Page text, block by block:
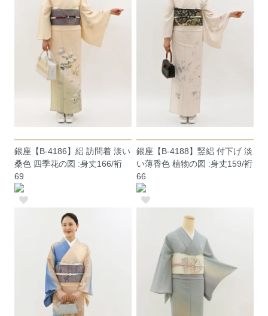
銀座【B-4186】絽 訪問着 淡い
桑色 四季花の図 :身丈166/裄
69
銀座【B-4188】竪絽 付下げ 淡
い薄香色 植物の図 :身丈159/裄
66